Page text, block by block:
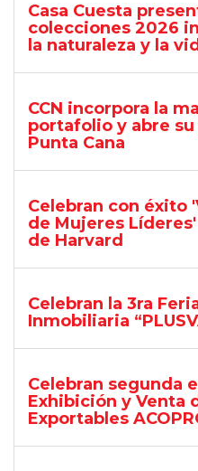
Casa Cuesta
colecciones 2026
la naturaleza y la
CCN incorpora la
portafolio y abre
Punta Cana
Celebran con éxito
de Mujeres
de Harvard
Celebran la 3ra
Inmobiliaria
Celebran segunda
Exhibición y Venta
Exportables